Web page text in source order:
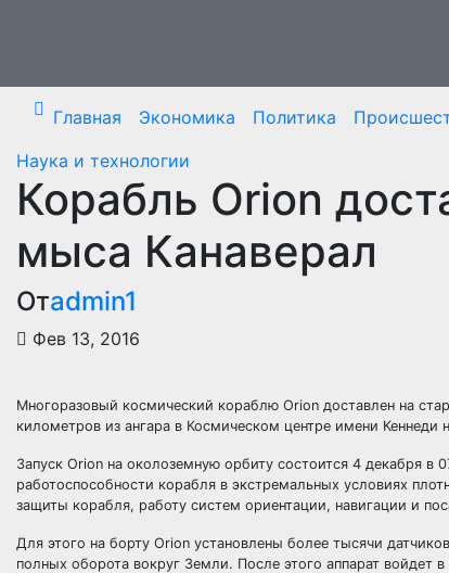
Главная Экономика Политика
Наука и технологии
Корабль Orion
мыса Канаверал
Отadmin1
Фев 13, 2016
Многоразовый космический кораблю Orion доставлен на
километров из ангара в Космическом центре имени
Запуск Orion на околоземную орбиту состоится 4 декабря
работоспособности корабля в экстремальных условиях
защиты корабля, работу систем ориентации, навигации и
Для этого на борту Orion установлены более тысячи
полных оборота вокруг Земли. После этого аппарат